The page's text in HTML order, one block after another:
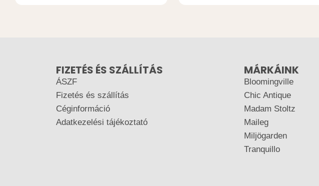
FIZETÉS ÉS SZÁLLÍTÁS
ÁSZF
Fizetés és szállítás
Céginformáció
Adatkezelési tájékoztató
MÁRKÁINK
Bloomingville
Chic Antique
Madam Stoltz
Maileg
Miljögarden
Tranquillo